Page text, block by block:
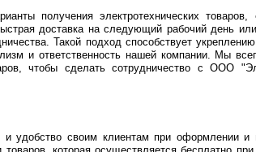
получения электротехнических
доставка на следующий рабочий день
Такой подход способствует
и ответственность нашей компании. Мы
чтобы сделать сотрудничество с ООО
удобство своим клиентам при оформлении